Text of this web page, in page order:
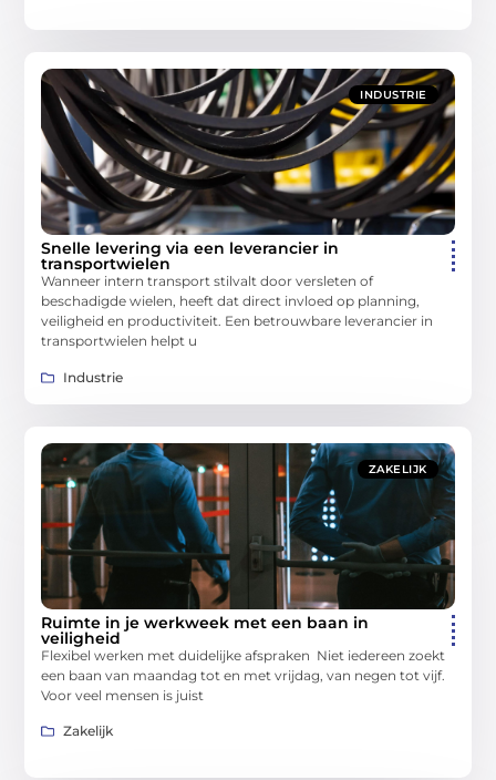
INDUSTRIE
Snelle levering via een leverancier in
transportwielen
Wanneer intern transport stilvalt door versleten of
beschadigde wielen, heeft dat direct invloed op planning,
veiligheid en productiviteit. Een betrouwbare leverancier in
transportwielen helpt u
Industrie
ZAKELIJK
Ruimte in je werkweek met een baan in
veiligheid
Flexibel werken met duidelijke afspraken Niet iedereen zoekt
een baan van maandag tot en met vrijdag, van negen tot vijf.
Voor veel mensen is juist
Zakelijk